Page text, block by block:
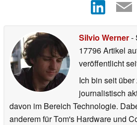
Silvio Werner-
17796 Artikel
veröffentlicht
Ich bin seit
journalistisch
davon im Bereich Technologie.
anderem für Tom's Hardware und